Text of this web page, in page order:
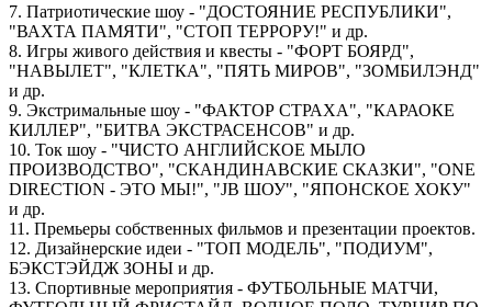
7. Патриотические шоу - "ДОСТОЯНИЕ РЕСПУБЛИКИ",
"ВАХТА ПАМЯТИ", "СТОП ТЕРРОРУ!" и др.
8. Игры живого действия и квесты - "ФОРТ БОЯРД",
"НАВЫЛЕТ", "КЛЕТКА", "ПЯТЬ МИРОВ", "ЗОМБИЛЭНД"
и др.
9. Экстримальные шоу - "ФАКТОР СТРАХА", "КАРАОКЕ
КИЛЛЕР", "БИТВА ЭКСТРАСЕНСОВ" и др.
10. Ток шоу - "ЧИСТО АНГЛИЙСКОЕ МЫЛО
ПРОИЗВОДСТВО", "СКАНДИНАВСКИЕ СКАЗКИ", "ONE
DIRECTION - ЭТО МЫ!", "JB ШОУ", "ЯПОНСКОЕ ХОКУ"
и др.
11. Премьеры собственных фильмов и презентации проектов.
12. Дизайнерские идеи - "ТОП МОДЕЛЬ", "ПОДИУМ",
БЭКСТЭЙДЖ ЗОНЫ и др.
13. Спортивные мероприятия - ФУТБОЛЬНЫЕ МАТЧИ,